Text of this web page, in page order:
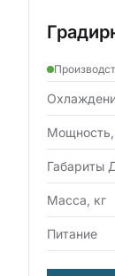
Габариты
Масса, кг
Питание